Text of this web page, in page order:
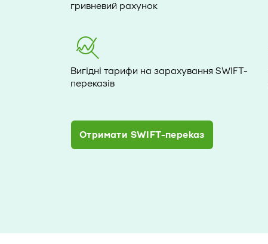
гривневий рахунок
Вигідні тарифи на зарахування SWIFT-
переказів
Отримати SWIFT-переказ